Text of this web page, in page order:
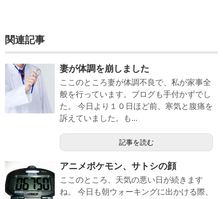
関連記事
妻が体調を崩しました
ここのところ妻が体調不良で、私が家事全
般を行っています。ブログも手付かずでし
た。 今日より１０日ほど前、寒気と腹痛を
訴えていました。も...
記事を読む
アニメポケモン、サトシの顔
ここのところ、天気の悪い日が続きます
ね。 今日も朝ウォーキングに出かける際、